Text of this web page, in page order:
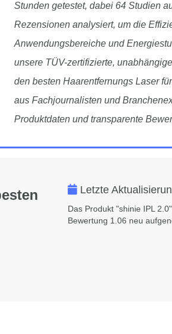
Stunden getestet, dabei 64 Studien
Rezensionen analysiert, um die
Anwendungsbereiche und
unsere TÜV-zertifizierte,
den besten Haarentfernungs Laser
aus Fachjournalisten und
Produktdaten und transparente
Letzte
Das Produkt "shinie IPL
Bewertung 1.06 neu